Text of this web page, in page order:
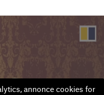
annonce cookies for